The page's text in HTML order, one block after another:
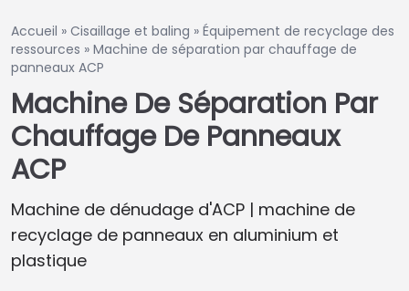
Accueil » Cisaillage et baling » Équipement de recyclage des
ressources » Machine de séparation par chauffage de
panneaux ACP
Machine De Séparation Par
Chauffage De Panneaux
ACP
Machine de dénudage d'ACP | machine de
recyclage de panneaux en aluminium et
plastique